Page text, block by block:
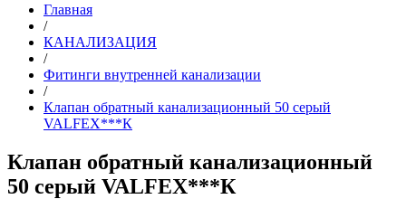
Главная
/
КАНАЛИЗАЦИЯ
/
Фитинги внутренней канализации
/
Клапан обратный канализационный 50 серый
VALFEX***К
Клапан обратный канализационный
50 серый VALFEX***К